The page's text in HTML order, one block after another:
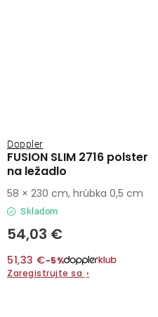
FUSION SLIM 2716 polster
na ležadlo
Doppler
Skladom
54,03 €
51,33 €−5%
Zaregistrujte sa ›
58 × 230 cm, hrúbka 0,5 cm